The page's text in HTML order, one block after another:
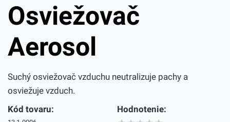
Osviežovač
Aerosol
Suchý osviežovač vzduchu neutralizuje pachy a
osviežuje vzduch.
Kód tovaru:
Hodnotenie: